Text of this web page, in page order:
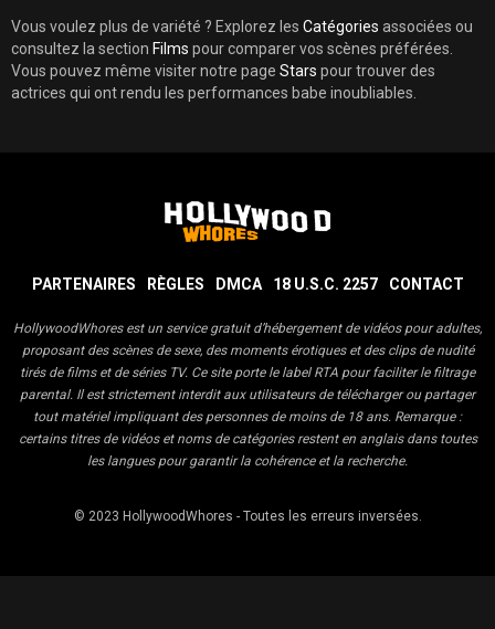
Vous voulez plus de variété ? Explorez les Catégories associées ou
consultez la section Films pour comparer vos scènes préférées.
Vous pouvez même visiter notre page Stars pour trouver des
actrices qui ont rendu les performances babe inoubliables.
PARTENAIRES RÈGLES DMCA 18 U.S.C. 2257 CONTACT
HollywoodWhores est un service gratuit d’hébergement de vidéos pour adultes,
proposant des scènes de sexe, des moments érotiques et des clips de nudité
tirés de films et de séries TV. Ce site porte le label RTA pour faciliter le filtrage
parental. Il est strictement interdit aux utilisateurs de télécharger ou partager
tout matériel impliquant des personnes de moins de 18 ans. Remarque :
certains titres de vidéos et noms de catégories restent en anglais dans toutes
les langues pour garantir la cohérence et la recherche.
© 2023 HollywoodWhores - Toutes les erreurs inversées.